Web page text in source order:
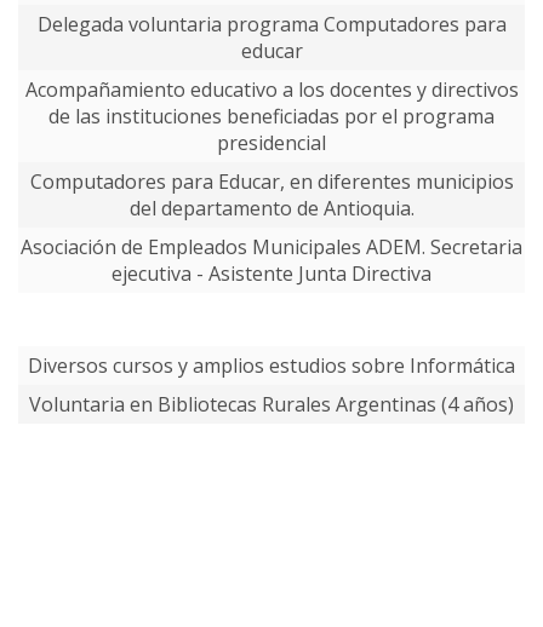
Delegada voluntaria programa Computadores para
educar
Acompañamiento educativo a los docentes y directivos
de las instituciones beneficiadas por el programa
presidencial
Computadores para Educar, en diferentes municipios
del departamento de Antioquia.
Asociación de Empleados Municipales ADEM. Secretaria
ejecutiva - Asistente Junta Directiva
Diversos cursos y amplios estudios sobre Informática
Voluntaria en Bibliotecas Rurales Argentinas (4 años)